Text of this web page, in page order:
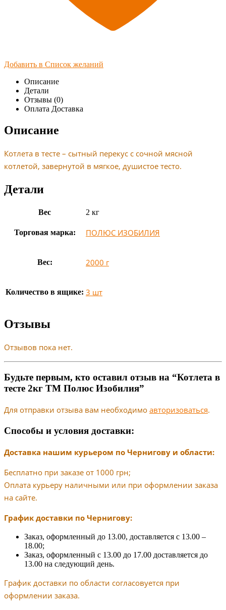
Добавить в Список желаний
Описание
Детали
Отзывы (0)
Оплата Доставка
Описание
Котлета в тесте – сытный перекус с сочной мясной
котлетой, завернутой в мягкое, душистое тесто.
Детали
Вес 2 кг
Торговая марка: ПОЛЮС ИЗОБИЛИЯ
Вес: 2000 г
Количество в ящике: 3 шт
Отзывы
Отзывов пока нет.
Будьте первым, кто оставил отзыв на “Котлета в
тесте 2кг ТМ Полюс Изобилия”
Для отправки отзыва вам необходимо авторизоваться.
Способы и условия доставки:
Доставка нашим курьером по Чернигову и области:
Бесплатно при заказе от 1000 грн;
Оплата курьеру наличными или при оформлении заказа
на сайте.
График доставки по Чернигову:
Заказ, оформленный до 13.00, доставляется с 13.00 –
18.00;
Заказ, оформленный с 13.00 до 17.00 доставляется до
13.00 на следующий день.
График доставки по области согласовуется при
оформлении заказа.